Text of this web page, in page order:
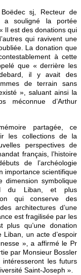
sj, Recteur de
a souligné la portée
Il est des donations qui
qui ravivent une
La donation que
à cette
que « derrière les
il y avait des
de terrain sans
», saluant ainsi la
méconnue d’Arthur
partagée, ce
les collections de la
perspectives de
français, l’histoire
de l’archéologie
importance scientifique
dimension symbolique
du Liban, et plus
qui conserve des
architectures d’une
est fragilisée par les
qu’une donation
un acte d’espoir
», a affirmé le Pr
par Monsieur Bossler
les futurs
Saint-Joseph ».